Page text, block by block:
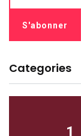
Categories
1